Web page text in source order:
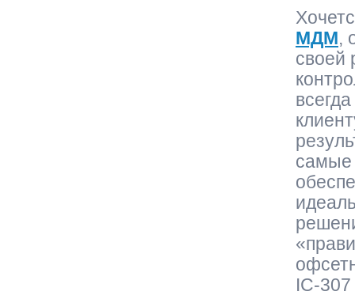
МДМ,
своей
самые
IC-307